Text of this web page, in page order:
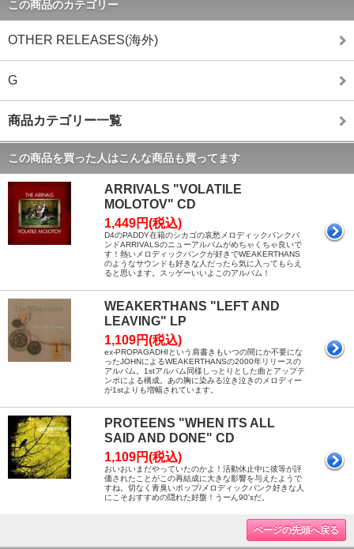
この商品のカテゴリー
OTHER RELEASES(海外)
G
商品カテゴリー一覧
この商品を買った人はこんな商品も買ってます
ARRIVALS "VOLATILE
MOLOTOV" CD
1,449円(税込)
D4のPADDY在籍のシカゴの哀愁メロディックパンクバ
ンドARRIVALSのニューアルバムがめちゃくちゃ良いで
す！熱いメロディックパンクが好きでWEAKERTHANS
のようなサウンドも好きな人だったら気に入ってもらえ
ると思います。スッゲーいいよこのアルバム！
WEAKERTHANS "LEFT AND
LEAVING" LP
1,109円(税込)
ex-PROPAGADHIという肩書きもいつの間にか不要にな
ったJOHNによるWEAKERTHANSの2000年リリースの
アルバム。1stアルバム同様しっとりとした曲とアップテ
ンポによる構成。あの胸に染みる泣き泣きのメロディー
が1stよりも増幅されています。
PROTEENS "WHEN ITS ALL
SAID AND DONE" CD
1,109円(税込)
おいおいまだやっていたのかよ！活動休止中に彼等が評
価されたことがこの再結成に大きな影響を与えたようで
すね。切なく青臭いポップ/メロディックパンク好きな人
にこそおすすめの隠れた好盤！うーん90'sだ。
ページの先頭へ戻る